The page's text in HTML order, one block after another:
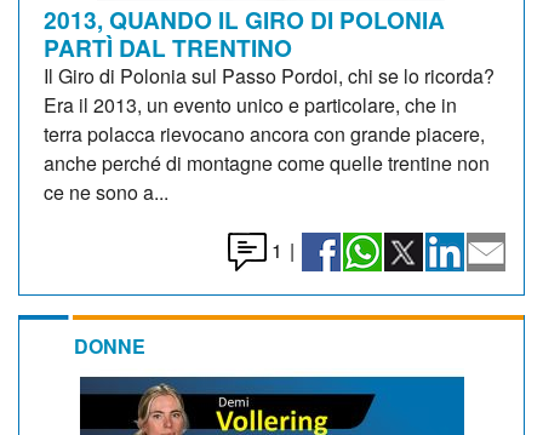
2013, QUANDO IL GIRO DI POLONIA
PARTÌ DAL TRENTINO
Il Giro di Polonia sul Passo Pordoi, chi se lo ricorda?
Era il 2013, un evento unico e particolare, che in
terra polacca rievocano ancora con grande piacere,
anche perché di montagne come quelle trentine non
ce ne sono a...
1 |
DONNE